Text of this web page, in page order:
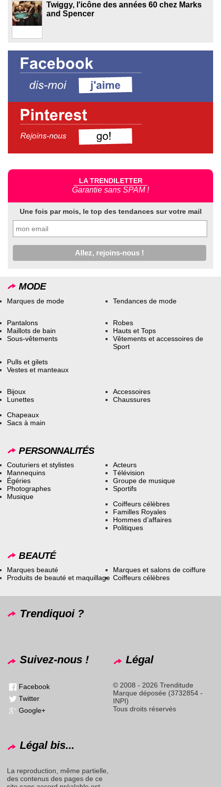
Twiggy, l'icône des années 60 chez Marks
and Spencer
LA TRENDILETTER
Garantie sans SPAM !
Une fois par mois, le top des tendances sur votre mail
MODE
Marques de mode Tendances de mode
Pantalons
Maillots de bain
Sous-vêtements
Robes
Hauts et Tops
Vêtements et accessoires de
Sport
Pulls et gilets
Vestes et manteaux
Bijoux
Lunettes
Accessoires
Chaussures
Chapeaux
Sacs à main
PERSONNALITÉS
Couturiers et stylistes
Mannequins
Égéries
Photographes
Musique
Acteurs
Télévision
Groupe de musique
Sportifs
Coiffeurs célèbres
Familles Royales
Hommes d’affaires
Politiques
BEAUTÉ
Marques beauté
Produits de beauté et maquillage
Marques et salons de coiffure
Coiffeurs célèbres
Trendiquoi ?
Suivez-nous !
Facebook
Twitter
Google+
Légal
© 2008 - 2026 Trenditude
Marque déposée (3732854 -
INPI)
Tous droits réservés
Légal bis...
La reproduction, même partielle,
des contenus des pages de ce